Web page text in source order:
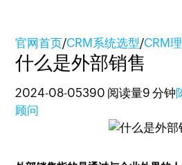
官网首页/CRM系统选型/CRM
什么是外部销售
2024-08-05390 阅读量9 分钟
顾问